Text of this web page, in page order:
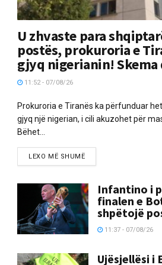
U zhvaste para
postës, prokuroria e
gjyq nigerianin!
11:52 - 07/08/26
Prokuroria e Tiranës ka përfunduar
gjyq një nigerian, i cili akuzohet për
Bëhet...
LEXO MË SHUMË
Infantino i
finalen e
shpëtojë
11:37 - 07/08/26
Ujësjellësi i